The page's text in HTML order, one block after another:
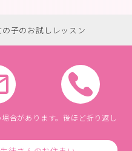
子のお試しレッスン
合があります。後ほど折り返し